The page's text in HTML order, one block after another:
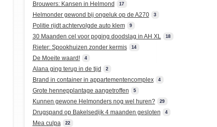
Brouwers: Kansen in Helmond 17
Helmonder gewond bij ongeluk op de A270 3
Politie rijdt achtervolgde auto klem 9
30 Maanden cel voor poging doodslag in AH XL 18
Rieter: Spookhuizen zonder kermis 14
De Moeite waard! 4
Alana ging terug in de tijd 2
Brand in container in appartementencomplex 4
Grote hennepplantage aangetroffen 5
Kunnen gewone Helmonders nog wel huren? 29
Drugspand op Bakelsedijk 4 maanden gesloten 4
Mea culpa 22